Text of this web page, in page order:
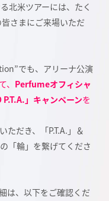
北米ツアーには、たく
皆さまにご来場いただ
でも、アリーナ公演
Perfumeオフィシャ
」キャンペーンを
ただき、「P.T.A.」＆
「輪」を繋げてくださ
は、以下をご確認くだ